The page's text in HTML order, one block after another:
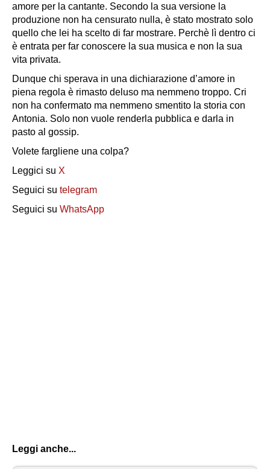
amore per la cantante. Secondo la sua versione la
produzione non ha censurato nulla, è stato mostrato solo
quello che lei ha scelto di far mostrare. Perchè lì dentro ci
è entrata per far conoscere la sua musica e non la sua
vita privata.
Dunque chi sperava in una dichiarazione d’amore in
piena regola è rimasto deluso ma nemmeno troppo. Cri
non ha confermato ma nemmeno smentito la storia con
Antonia. Solo non vuole renderla pubblica e darla in
pasto al gossip.
Volete fargliene una colpa?
Leggici su X
Seguici su telegram
Seguici su WhatsApp
Leggi anche...